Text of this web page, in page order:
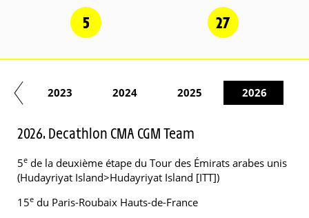
5 27
2023 2024 2025 2026
2026. Decathlon CMA CGM Team
5e de la deuxième étape du Tour des Émirats arabes unis
(Hudayriyat Island>Hudayriyat Island [ITT])
15e du Paris-Roubaix Hauts-de-France